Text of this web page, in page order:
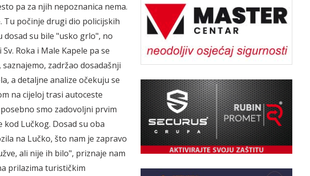
pa za njih nepoznanica nema.
Tu počinje drugi dio policijskih
dosad su bile "usko grlo", no
Roka i Male Kapele pa se
zadržao dosadašnji
a detaljne analize očekuju se
na cijeloj trasi autoceste
smo zadovoljni prvim
Lučkog. Dosad su oba
na Lučko, što nam je zapravo
ali nije ih bilo", priznaje nam
prilazima turističkim